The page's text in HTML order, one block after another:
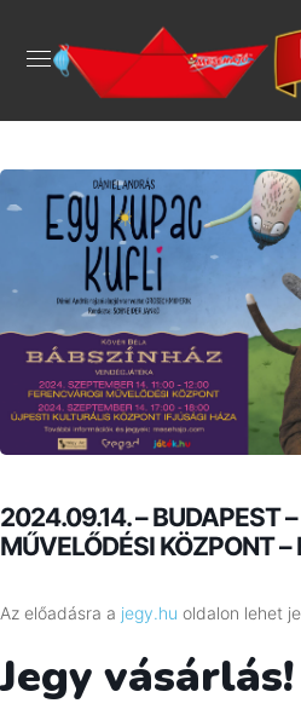
2024.09.14. – BUDAPEST
MŰVELŐDÉSI KÖZPONT
Az előadásra a jegy.hu oldalon lehet
Jegy vásárlás!